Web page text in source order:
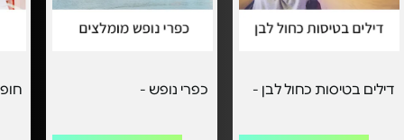
דילים בטיסות כחול לבן - כפרי נופש -